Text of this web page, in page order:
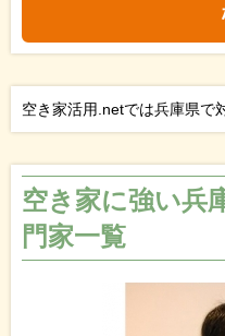
空き家活用.netでは兵庫県で
空き家に強い兵
門家一覧